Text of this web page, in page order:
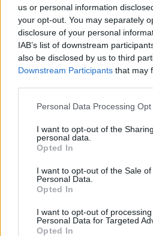
us or personal information
your opt-out. You may separately
disclosure of your personal
IAB’s list of downstream
also be disclosed by us to third
Downstream Participants that may
Personal Data Processing
I want to opt-out of the
personal data.
Opted In
I want to opt-out of the Sale of
Personal Data.
Opted In
I want to opt-out of
Personal Data for Targeted
Opted In